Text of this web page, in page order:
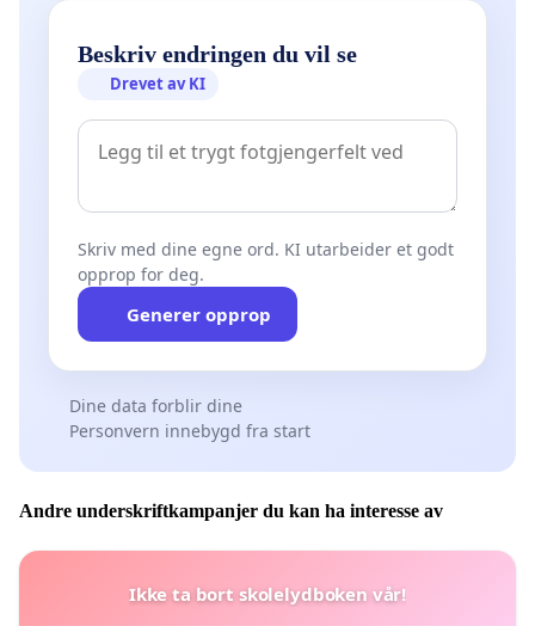
Beskriv endringen du vil se
Drevet av KI
Skriv med dine egne ord. KI utarbeider et godt
opprop for deg.
Generer opprop
Dine data forblir dine
Personvern innebygd fra start
Andre underskriftkampanjer du kan ha interesse av
Ikke ta bort skolelydboken vår!